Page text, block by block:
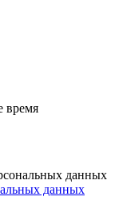
время
данных
данных